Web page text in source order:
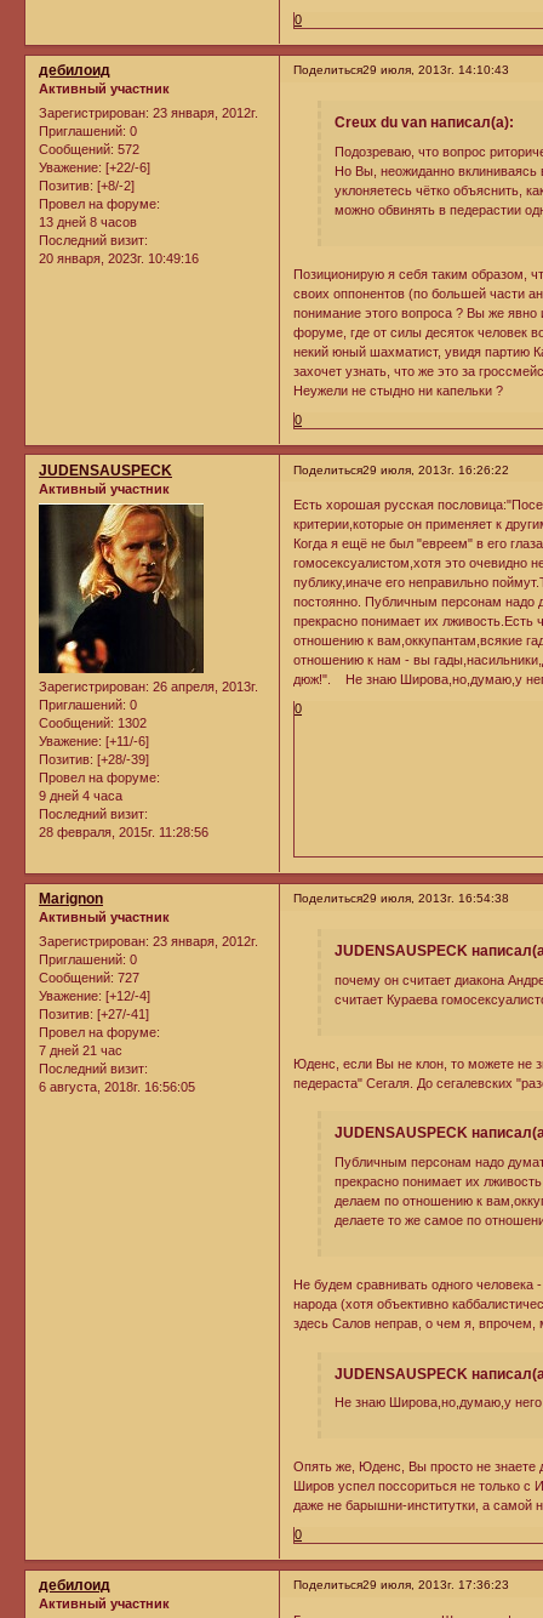
0
Поделиться29 июля, 2013г. 14:10:43
дебилоид
Активный участник
Зарегистрирован: 23 января, 2012г.
Приглашений: 0
Сообщений: 572
Уважение: [+22/-6]
Позитив: [+8/-2]
Провел на форуме:
13 дней 8 часов
Последний визит:
20 января, 2023г. 10:49:16
Creux du van написал(а):
Подозреваю, что вопрос
Но Вы, неожиданно вклиниваясь
уклоняетесь чётко объяснить,
можно обвинять в педерастии
Позиционирую я себя таким образом,
своих оппонентов (по большей части
понимание этого вопроса ? Вы же
форуме, где от силы десяток человек
некий юный шахматист, увидя партию
захочет узнать, что же это за
Неужели не стыдно ни капельки ?
0
Поделиться29 июля, 2013г. 16:26:22
JUDENSAUSPECK
Активный участник
Зарегистрирован: 26 апреля, 2013г.
Приглашений: 0
Сообщений: 1302
Уважение: [+11/-6]
Позитив: [+28/-39]
Провел на форуме:
9 дней 4 часа
Последний визит:
28 февраля, 2015г. 11:28:56
Есть хорошая русская
критерии,которые он применяет к
Когда я ещё не был "евреем" в его
гомосексуалистом,хотя это очевидно
публику,иначе его неправильно
постоянно. Публичным персонам надо
прекрасно понимает их лживость.Есть
отношению к вам,оккупантам,всякие
отношению к нам - вы
дюж!". Не знаю Широва,но,думаю,у
0
Поделиться29 июля, 2013г. 16:54:38
Marignon
Активный участник
Зарегистрирован: 23 января, 2012г.
Приглашений: 0
Сообщений: 727
Уважение: [+12/-4]
Позитив: [+27/-41]
Провел на форуме:
7 дней 21 час
Последний визит:
6 августа, 2018г. 16:56:05
JUDENSAUSPECK
почему он считает диакона
считает Кураева
Юденс, если Вы не клон, то можете не
педераста" Сегаля. До сегалевских
JUDENSAUSPECK
Публичным персонам надо
прекрасно понимает их
делаем по отношению к
делаете то же самое по
Не будем сравнивать одного
народа (хотя объективно
здесь Салов неправ, о чем я, впрочем,
JUDENSAUSPECK
Не знаю Широва,но,думаю,у него
Опять же, Юденс, Вы просто не знаете
Широв успел поссориться не только
даже не барышни-институтки, а самой
0
Поделиться29 июля, 2013г. 17:36:23
дебилоид
Активный участник